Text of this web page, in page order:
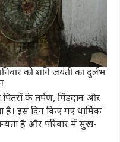
को शनि जयंती का दुर्लभ
के तर्पण, पिंडदान और
है। इस दिन किए गए धार्मिक
है और परिवार में सुख-